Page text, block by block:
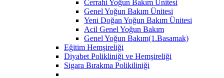
Cerrahi Yoğun Bakım Ünitesi
Genel Yoğun Bakım Ünitesi
Yeni Doğan Yoğun Bakım Ünitesi
Acil Genel Yoğun Bakım
Genel Yoğun Bakım(1.Basamak)
Eğitim Hemşireliği
Diyabet Polikliniği ve Hemşireliği
Sigara Bırakma Polikiliniği